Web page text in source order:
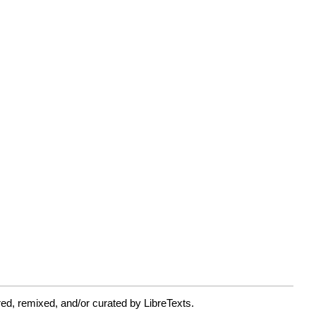
remixed, and/or curated by LibreTexts.